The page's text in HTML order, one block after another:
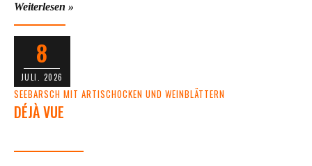
Weiterlesen »
8
JULI. 2026
SEEBARSCH MIT ARTISCHOCKEN UND WEINBLÄTTERN
DÉJÀ VUE